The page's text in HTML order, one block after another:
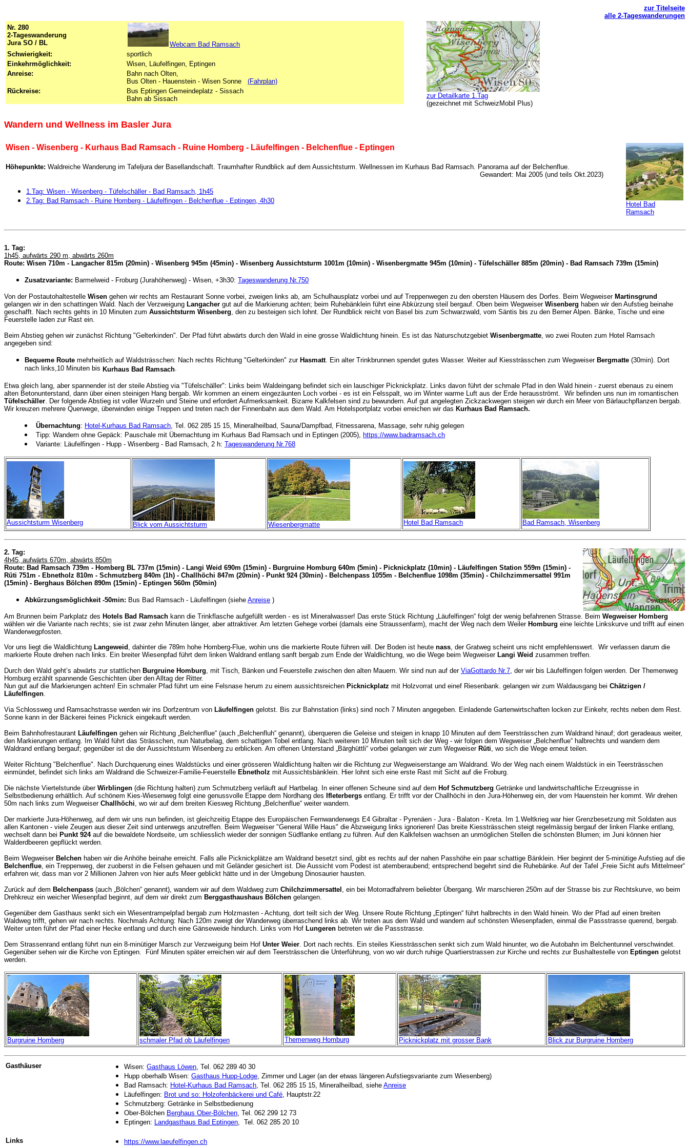
zur Titelseite
alle 2-Tageswanderungen
Nr. 280
2-Tageswanderung
Jura SO / BL
Webcam Bad Ramsach
Schwierigkeit:
sportlich
Einkehrmöglichkeit:
Wisen, Läufelfingen, Eptingen
Anreise:
Bahn nach Olten,
Bus Olten - Hauenstein - Wisen Sonne
(Fahrplan)
Rückreise:
Bus Eptingen Gemeindeplatz - Sissach
Bahn ab Sissach
zur Detailkarte 1.Tag
(gezeichnet mit SchweizMobil Plus)
Wandern und Wellness im Basler Jura
Wisen - Wisenberg - Kurhaus Bad Ramsach - Ruine Homberg - Läufelfingen - Belchenflue - Eptingen
Höhepunkte: Waldreiche Wanderung im Tafeljura der Basellandschaft. Traumhafter Rundblick auf dem Aussichtsturm. Wellnessen im Kurhaus Bad Ramsach. Panorama auf der Belchenflue.
Gewandert: Mai 2005 (und teils Okt.2023)
1.Tag: Wisen - Wisenberg - Tüfelschäller - Bad Ramsach, 1h45
2.Tag: Bad Ramsach - Ruine Homberg - Läufelfingen - Belchenflue - Eptingen, 4h30
Hotel Bad
Ramsach
1. Tag:
1h45, aufwärts 290 m, abwärts 260m
Route: Wisen 710m - Langacher 815m (20min) - Wisenberg 945m (45min) - Wisenberg Aussichtsturm 1001m (10min) - Wisenbergmatte 945m (10min) - Tüfelschäller 885m (20min) - Bad Ramsach 739m (15min)
Zusatzvariante: Barmelweid - Froburg (Jurahöhenweg) - Wisen, +3h30: Tageswanderung Nr.750
Von der Postautohaltestelle Wisen gehen wir rechts am Restaurant Sonne vorbei, zweigen links ab, am Schulhausplatz vorbei und auf Treppenwegen zu den obersten Häusern des Dorfes. Beim Wegweiser Martinsgrund
gelangen wir in den schattingen Wald. Nach der Verzweigung Langacher gut auf die Markierung achten; beim Ruhebänklein führt eine Abkürzung steil bergauf. Oben beim Wegweiser Wisenberg haben wir den Aufstieg beinahe
geschafft. Nach rechts gehts in 10 Minuten zum Aussichtsturm Wisenberg , den zu besteigen sich lohnt. Der Rundblick reicht von Basel bis zum Schwarzwald, vom Säntis bis zu den Berner Alpen. Bänke, Tische und eine
Feuerstelle laden zur Rast ein.
Beim Abstieg gehen wir zunächst Richtung "Gelterkinden". Der Pfad führt abwärts durch den Wald in eine grosse Waldlichtung hinein. Es ist das Naturschutzgebiet Wisenbergmatte , wo zwei Routen zum Hotel Ramsach
angegeben sind:
Bequeme Route mehrheitlich auf Waldsträsschen: Nach rechts Richtung "Gelterkinden" zur Hasmatt. Ein alter Trinkbrunnen spendet gutes Wasser. Weiter auf Kiessträsschen zum Wegweiser Bergmatte (30min). Dort
nach links,10 Minuten bis Kurhaus Bad Ramsach.
Etwa gleich lang, aber spannender ist der steile Abstieg via "Tüfelschäller": Links beim Waldeingang befindet sich ein lauschiger Picknickplatz. Links davon führt der schmale Pfad in den Wald hinein - zuerst ebenaus zu einem
alten Betonunterstand, dann über einen steinigen Hang bergab. Wir kommen an einem eingezäunten Loch vorbei - es ist ein Felsspalt, wo im Winter warme Luft aus der Erde herausströmt. Wir befinden uns nun im romantischen
Tüfelschäller . Der folgende Abstieg ist voller Wurzeln und Steine und erfordert Aufmerksamkeit. Bizarre Kalkfelsen sind zu bewundern. Auf gut angelegten Zickzackwegen steigen wir durch ein Meer von Bärlauchpflanzen bergab.
Wir kreuzen mehrere Querwege, überwinden einige Treppen und treten nach der Finnenbahn aus dem Wald. Am Hotelsportplatz vorbei erreichen wir das Kurhaus Bad Ramsach.
Übernachtung: Hotel-Kurhaus Bad Ramsach , Tel. 062 285 15 15, Mineralheilbad, Sauna/Dampfbad, Fitnessarena, Massage, sehr ruhig gelegen
Tipp: Wandern ohne Gepäck: Pauschale mit Übernachtung im Kurhaus Bad Ramsach und in Eptingen (2005),
https://www.badramsach.ch
Variante: Läufelfingen - Hupp - Wisenberg - Bad Ramsach, 2 h: Tageswanderung Nr.768
Aussichtsturm Wisenberg Blick vom Aussichtsturm Wiesenbergmatte Hotel Bad Ramsach Bad Ramsach, Wisenberg
2. Tag:
4h45, aufwärts 670m, abwärts 850m
Route: Bad Ramsach 739m - Homberg BL 737m (15min) - Langi Weid 690m (15min) - Burgruine Homburg 640m (5min) - Picknickplatz (10min) - Läufelfingen Station 559m (15min) -
Rüti 751m - Ebnetholz 810m - Schmutzberg 840m (1h) - Challhöchi 847m (20min) - Punkt 924 (30min) - Belchenpass 1055m - Belchenflue 1098m (35min) - Chilchzimmersattel 991m
(15min) - Berghaus Bölchen 890m (15min) - Eptingen 560m (50min)
Abkürzungsmöglichkeit -50min: Bus Bad Ramsach - Läufelfingen (siehe Anreise )
Am Brunnen beim Parkplatz des Hotels Bad Ramsach kann die Trinkflasche aufgefüllt werden - es ist Mineralwasser! Das erste Stück Richtung „Läufelfingen“ folgt der wenig befahrenen Strasse. Beim Wegweiser Homberg
wählen wir die Variante nach rechts; sie ist zwar zehn Minuten länger, aber attraktiver. Am letzten Gehege vorbei (damals eine Straussenfarm), macht der Weg nach dem Weiler Homburg eine leichte Linkskurve und trifft auf einen
Wanderwegpfosten.
Vor uns liegt die Waldlichtung Langeweid , dahinter die 789m hohe Homberg-Flue, wohin uns die markierte Route führen will. Der Boden ist heute nass , der Gratweg scheint uns nicht empfehlenswert. Wir verlassen darum die
markierte Route drehen nach links. Ein breiter Wiesenpfad führt dem linken Waldrand entlang sanft bergab zum Ende der Waldlichtung, wo die Wege beim Wegweiser Langi Weid zusammen treffen.
Durch den Wald geht’s abwärts zur stattlichen Burgruine Homburg , mit Tisch, Bänken und Feuerstelle zwischen den alten Mauern. Wir sind nun auf der ViaGottardo Nr.7 , der wir bis Läufelfingen folgen werden. Der Themenweg
Homburg erzählt spannende Geschichten über den Alltag der Ritter.
Nun gut auf die Markierungen achten! Ein schmaler Pfad führt um eine Felsnase herum zu einem aussichtsreichen Picknickplatz mit Holzvorrat und einef Riesenbank. gelangen wir zum Waldausgang bei Chätzigen /
Läufelfingen
Via Schlossweg und Ramsachstrasse werden wir ins Dorfzentrum von Läufelfingen gelotst. Bis zur Bahnstation (links) sind noch 7 Minuten angegeben. Einladende Gartenwirtschaften locken zur Einkehr, rechts neben dem Rest.
Sonne kann in der Bäckerei feines Picknick eingekauft werden.
Beim Bahnhofrestaurant Läufelfingen gehen wir Richtung „Belchenflue“ (auch „Belchenfluh“ genannt), überqueren die Geleise und steigen in knapp 10 Minuten auf dem Teersträsschen zum Waldrand hinauf; dort geradeaus weiter,
den Markierungen entlang. Im Wald führt das Strässchen, nun Naturbelag, dem schattigen Tobel entlang. Nach weiteren 10 Minuten teilt sich der Weg - wir folgen dem Wegweiser „Belchenflue“ halbrechts und wandern dem
Waldrand entlang bergauf; gegenüber ist die der Aussichtsturm Wisenberg zu erblicken. Am offenen Unterstand „Bärghüttli“ vorbei gelangen wir zum Wegweiser Rüti , wo sich die Wege erneut teilen.
Weiter Richtung "Belchenflue". Nach Durchquerung eines Waldstücks und einer grösseren Waldlichtung halten wir die Richtung zur Wegweiserstange am Waldrand. Wo der Weg nach einem Waldstück in ein Teersträsschen
einmündet, befindet sich links am Waldrand die Schweizer-Familie-Feuerstelle Ebnetholz mit Aussichtsbänklein. Hier lohnt sich eine erste Rast mit Sicht auf die Froburg.
Die nächste Viertelstunde über Wirblingen (die Richtung halten) zum Schmutzberg verläuft auf Hartbelag. In einer offenen Scheune sind auf dem Hof Schmutzberg Getränke und landwirtschaftliche Erzeugnisse in
Selbstbedienung erhältlich. Auf schönem Kies-Wiesenweg folgt eine genussvolle Etappe dem Nordhang des Ifleterbergs entlang. Er trifft vor der Challhöchi in den Jura-Höhenweg ein, der vom Hauenstein her kommt. Wir drehen
50m nach links zum Wegweiser Challhöchi , wo wir auf dem breiten Kiesweg Richtung „Belchenflue“ weiter wandern.
Der markierte Jura-Höhenweg, auf dem wir uns nun befinden, ist gleichzeitig Etappe des Europäischen Fernwanderwegs E4 Gibraltar - Pyrenäen - Jura - Balaton - Kreta. Im 1.Weltkrieg war hier Grenzbesetzung mit Soldaten aus
allen Kantonen - viele Zeugen aus dieser Zeit sind unterwegs anzutreffen. Beim Wegweiser "General Wille Haus" die Abzweigung links ignorieren! Das breite Kiessträsschen steigt regelmässig bergauf der linken Flanke entlang,
wechselt dann bei Punkt 924auf die bewaldete Nordseite, um schliesslich wieder der sonnigen Südflanke entlang zu führen. Auf den Kalkfelsen wachsen an unmöglichen Stellen die schönsten Blumen; im Juni können hier
Walderdbeeren gepflückt werden.
Beim Wegweiser Belchen haben wir die Anhöhe beinahe erreicht. Falls alle Picknickplätze am Waldrand besetzt sind, gibt es rechts auf der nahen Passhöhe ein paar schattige Bänklein. Hier beginnt der 5-minütige Aufstieg auf die
Belchenflue , ein Treppenweg, der zuoberst in die Felsen gehauen und mit Geländer gesichert ist. Die Aussicht vom Podest ist atemberaubend; entsprechend begehrt sind die Ruhebänke. Auf der Tafel „Freie Sicht aufs Mittelmeer“
erfahren wir, dass man vor 2 Millionen Jahren von hier aufs Meer geblickt hätte und in der Umgebung Dinosaurier hausten.
Zurück auf dem Belchenpass (auch „Bölchen“ genannt), wandern wir auf dem Waldweg zum Chilchzimmersattel
, ein bei Motorradfahrern beliebter Übergang. Wir marschieren 250m auf der Strasse bis zur Rechtskurve, wo beim
Drehkreuz ein weicher Wiesenpfad beginnt, auf dem wir direkt zum Berggasthaushaus Bölchen gelangen.
Gegenüber dem Gasthaus senkt sich ein Wiesentrampelpfad bergab zum Holzmasten - Achtung, dort teilt sich der Weg. Unsere Route Richtung „Eptingen“ führt halbrechts in den Wald hinein. Wo der Pfad auf einen breiten
Waldweg trifft, gehen wir nach rechts. Nochmals Achtung: Nach 120m zweigt der Wanderweg überraschend links ab. Wir treten aus dem Wald und wandern auf schönsten Wiesenpfaden, einmal die Passstrasse querend, bergab.
Weiter unten führt der Pfad einer Hecke entlang und durch eine Gänseweide hindurch. Links vom Hof Lungeren betreten wir die Passstrasse.
Dem Strassenrand entlang führt nun ein 8-minütiger Marsch zur Verzweigung beim Hof Unter Weier . Dort nach rechts. Ein steiles Kiessträsschen senkt sich zum Wald hinunter, wo die Autobahn im Belchentunnel verschwindet.
Gegenüber sehen wir die Kirche von Eptingen. Fünf Minuten später erreichen wir auf dem Teersträsschen die Unterführung, von wo wir durch ruhige Quartierstrassen zur Kirche und rechts zur Bushaltestelle von Eptingen gelotst
werden.
Burgruine Homberg schmaler Pfad ob Läufelfingen Themenweg Homburg Picknickplatz mit grosser Bank Blick zur Burgruine Homberg
Gasthäuser Wisen: Gasthaus Löwen , Tel. 062 289 40 30
Hupp oberhalb Wisen: Gasthaus Hupp-Lodge , Zimmer und Lager (an der etwas längeren Aufstiegsvariante zum Wiesenberg)
Bad Ramsach: Hotel-Kurhaus Bad Ramsach , Tel. 062 285 15 15, Mineralheilbad, siehe Anreise
Läufelfingen: Brot und so: Holzofenbäckerei und Café , Hauptstr.22
Schmutzberg: Getränke in Selbstbedienung
Ober-Bölchen Berghaus Ober-Bölchen , Tel. 062 299 12 73
Eptingen:
Landgasthaus Bad Eptingen , Tel. 062 285 20 10
Links
https://www.laeufelfingen.ch